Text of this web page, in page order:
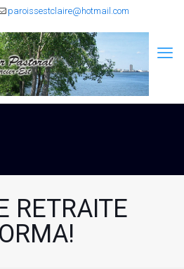
paroissestclaire@hotmail.com
RETRAITE